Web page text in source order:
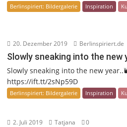
Berlinspiriert: Bildergalerie Inspiration
20. Dezember 2019 Berlinspiriert.de
Slowly sneaking into the new
Slowly sneaking into the new
https://ift.tt/2sNp59D
Berlinspiriert: Bildergalerie Inspiration
2. Juli 2019 Tatjana 0